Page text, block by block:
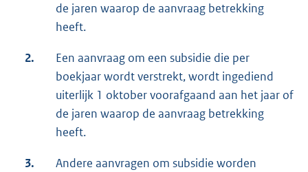
de jaren waarop de aanvraag betrekking
heeft.
2.
Een aanvraag om een subsidie die per
boekjaar wordt verstrekt, wordt ingediend
uiterlijk 1 oktober voorafgaand aan het jaar of
de jaren waarop de aanvraag betrekking
heeft.
3.
Andere aanvragen om subsidie worden